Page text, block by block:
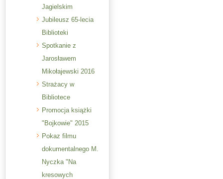
Jagielskim
Jubileusz 65-lecia
Biblioteki
Spotkanie z
Jarosławem
Mikołajewski 2016
Strażacy w
Bibliotece
Promocja książki
"Bojkowie" 2015
Pokaz filmu
dokumentalnego M.
Nyczka "Na
kresowych